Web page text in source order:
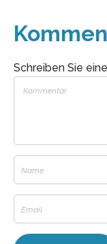
Schreiben Sie